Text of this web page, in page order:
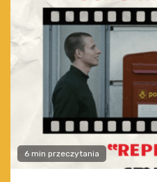
6 min przeczytania